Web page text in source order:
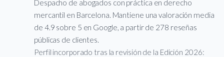
Despacho de abogados con práctica en derecho
mercantil en Barcelona. Mantiene una valoración media
de 4.9 sobre 5 en Google, a partir de 278 reseñas
públicas de clientes.
Perfil incorporado tras la revisión de la Edición 2026: